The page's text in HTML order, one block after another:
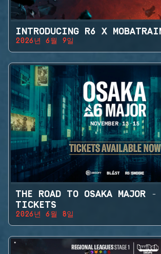
INTRODUCING R6 X
2026년 6월 9일
THE ROAD TO OSAKA MAJOR -
TICKETS
2026년 6월 8일